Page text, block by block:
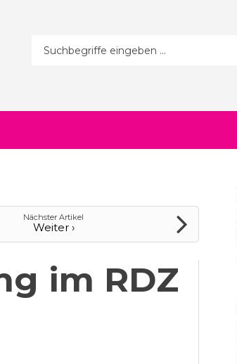
Suchformular
Nächster Artikel
Weiter ›
im RDZ